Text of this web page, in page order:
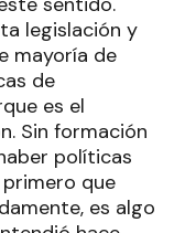
legislación y
mayoría de
de
es el
Sin formación
políticas
que
es algo